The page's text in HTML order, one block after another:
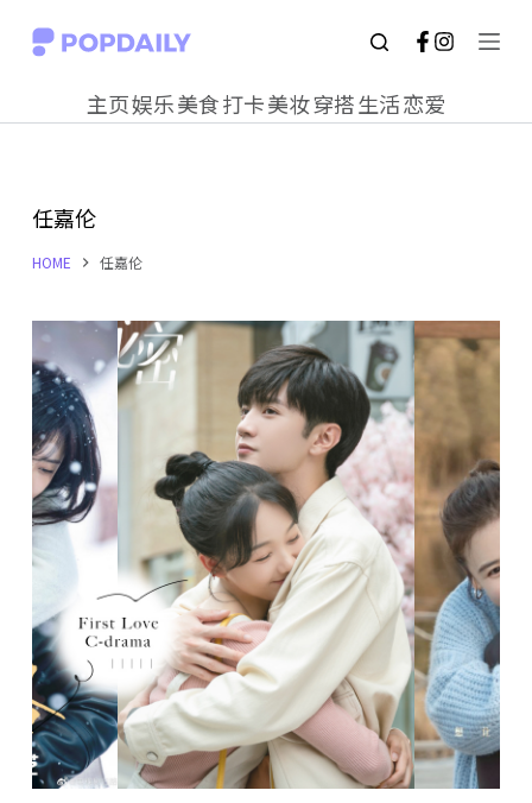
S
o
c
t
e
n
t
主页娱乐美食打卡美妆穿搭生活恋爱
任嘉伦
HOME 任嘉伦